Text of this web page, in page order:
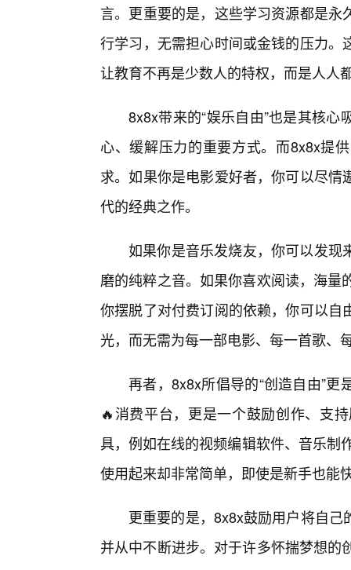
言。更重要的是，这些学习资源都是
行学习，无需担心时间或金钱的压力
让教育不再是少数人的特权，而是人人
8x8x带来的“娱乐自由”也是其核
心、缓解压力的重要方式。而8x8x提
求。如果你是电影爱好者，你可以尽
代的经典之作。
如果你是音乐发烧友，你可以发现
磨的纯粹之音。如果你喜欢阅读，海
你摆脱了对付费订阅的依赖，你可以
光，而无需为每一部电影、每一首歌、
再者，8x8x所倡导的“创造自由”
🔥消费平台，更是一个鼓励创作、支
具，例如在线的视频编辑软件、音乐制
使用起来却非常简单，即使是新手也能
更重要的是，8x8x鼓励用户将自
并从中不断进步。对于许多怀揣梦想